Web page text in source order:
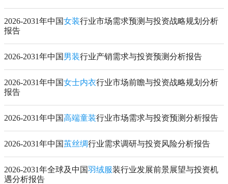
2026-2031年中国女装行业市场需求预测与投资战略规划分析
报告
2026-2031年中国 男装行业产销需求与投资预测分析报告
2026-2031年中国女士内衣行业市场前瞻与投资战略规划分析
报告
2026-2031年中国高端童装行业市场需求与投资预测分析报告
2026-2031年中国茧丝绸行业需求调研与投资风险分析报告
2026-2031年全球及中国羽绒服装行业发展前景展望与投资机
遇分析报告